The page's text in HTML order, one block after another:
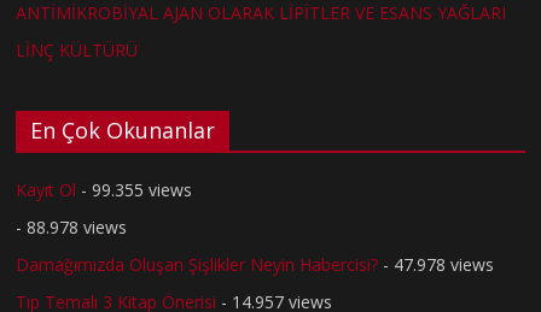
ANTİMİKROBİYAL AJAN OLARAK LİPİTLER VE ESANS YAĞLARI
LİNÇ KÜLTÜRÜ
En Çok Okunanlar
Kayıt Ol - 99.355 views
- 88.978 views
Damağımızda Oluşan Şişlikler Neyin Habercisi? - 47.978 views
Tıp Temalı 3 Kitap Önerisi - 14.957 views